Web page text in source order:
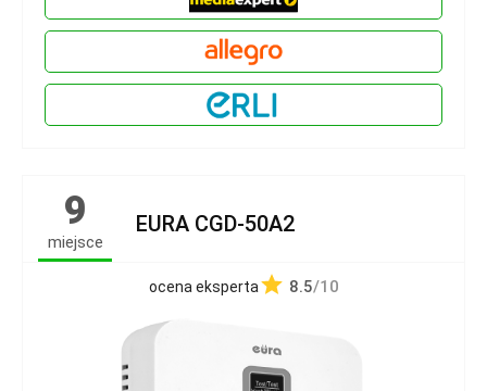
9
miejsce
EURA CGD-50A2
ocena eksperta 8.5/10